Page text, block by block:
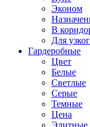
Эконом
В
Для
Гардеробные
Цвет
Белые
Светлые
Серые
Темные
Цена
Элитные